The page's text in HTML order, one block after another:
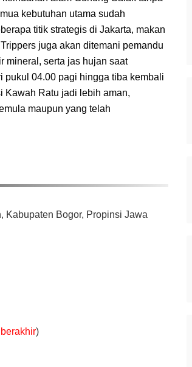
kebutuhan utama sudah
titik strategis di Jakarta, makan
juga akan ditemani pemandu
mineral, serta jas hujan saat
pukul 04.00 pagi hingga tiba kembali
Kawah Ratu jadi lebih aman,
maupun yang telah
Kabupaten Bogor, Propinsi Jawa
)